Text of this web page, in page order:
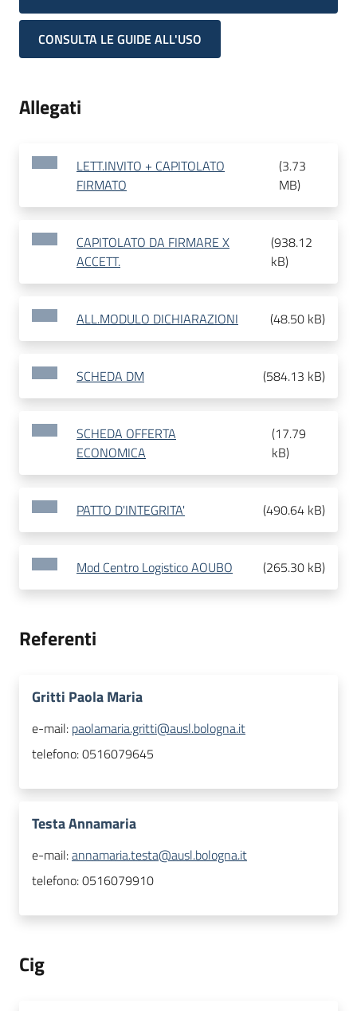
CONSULTA LE GUIDE ALL'USO
Allegati
LETT.INVITO + CAPITOLATO
FIRMATO
(3.73
MB)
CAPITOLATO DA FIRMARE X
ACCETT.
(938.12
kB)
ALL.MODULO DICHIARAZIONI (48.50 kB)
SCHEDA DM (584.13 kB)
SCHEDA OFFERTA
ECONOMICA
(17.79
kB)
PATTO D'INTEGRITA' (490.64 kB)
Mod Centro Logistico AOUBO (265.30 kB)
Referenti
Gritti Paola Maria
e-mail: paolamaria.gritti@ausl.bologna.it
telefono:0516079645
Testa Annamaria
e-mail:annamaria.testa@ausl.bologna.it
telefono:0516079910
Cig